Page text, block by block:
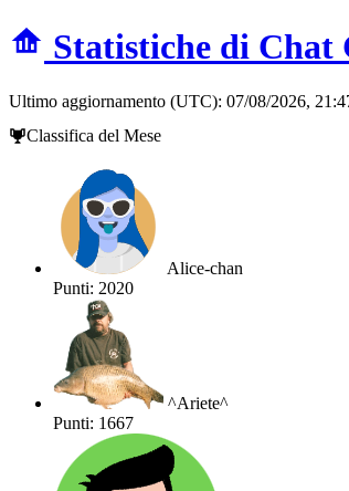
Statistiche di Chat
Ultimo aggiornamento (UTC): 07/08/2026,
Classifica del Mese
Alice-chan
Punti: 2020
^Ariete^
Punti: 1667